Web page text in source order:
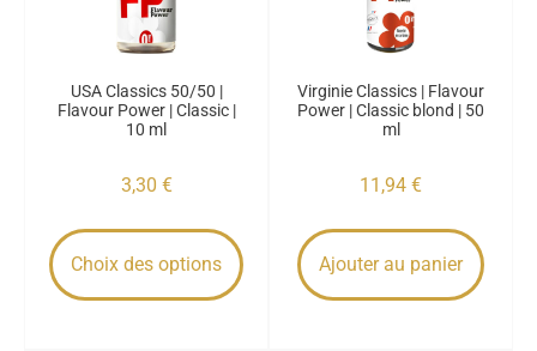
USA Classics 50/50 |
Flavour Power | Classic |
10 ml
3,30 €
Choix des options
Virginie Classics | Flavour
Power | Classic blond | 50
ml
11,94 €
Ajouter au panier